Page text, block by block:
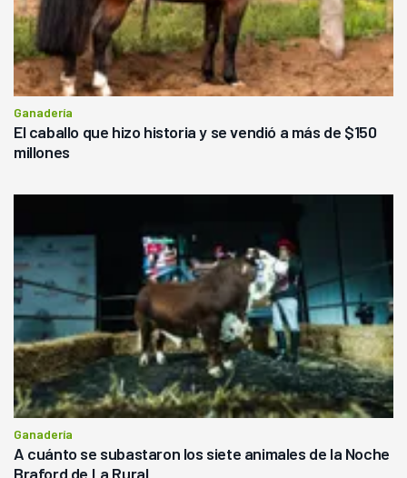
Ganadería
El caballo que hizo historia y se vendió a más de $150
millones
Ganadería
A cuánto se subastaron los siete animales de la Noche
Braford de La Rural